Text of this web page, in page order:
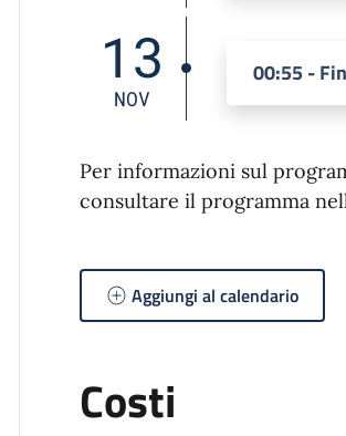
13
NOV
00:55 -
Per informazioni sul
consultare il programma
Aggiungi al calendario
Costi